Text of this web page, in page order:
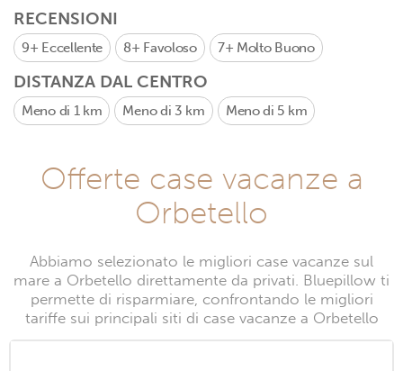
RECENSIONI
9+ Eccellente 8+ Favoloso 7+ Molto Buono
DISTANZA DAL CENTRO
Meno di 1 km Meno di 3 km Meno di 5 km
Offerte case vacanze a
Orbetello
Abbiamo selezionato le migliori case vacanze sul
mare a Orbetello direttamente da privati. Bluepillow ti
permette di risparmiare, confrontando le migliori
tariffe sui principali siti di case vacanze a Orbetello